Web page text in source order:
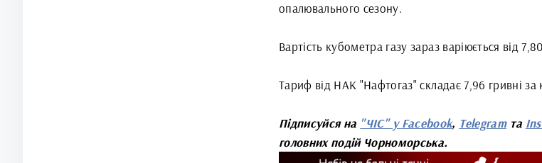
опалювального сезону.
Вартість кубометра газу зараз варіюється від
Тариф від НАК "Нафтогаз" складає 7,96 гривні за
Підписуйся на "ЧІС" уFacebook, Telegram та
головних подій Чорноморська.